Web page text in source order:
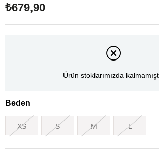
₺679,90
Ürün stoklarımızda
Beden
XS S M L